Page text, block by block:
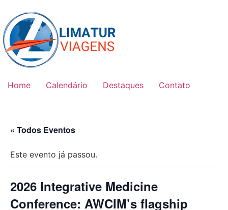
content
Home Calendário Destaques Contato
« Todos Eventos
Este evento já passou.
2026 Integrative Medicine
Conference: AWCIM’s flagship